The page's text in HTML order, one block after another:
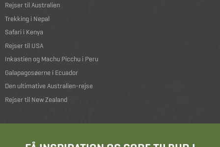
Rejser til Australien
Trekking i Nepal
Safari i Kenya
Rejser til USA
Inkastien og Machu Picchu i Peru
Galapagosøerne i Ecuador
Den ultimative Australien-rejse
Rejser til New Zealand